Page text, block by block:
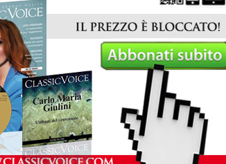
Classic Voice - 1 anno - Italia
€ 95,00 Acquista